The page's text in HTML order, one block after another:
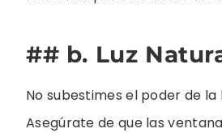
## b. Luz
No subestimes el poder de la
Asegúrate de que las